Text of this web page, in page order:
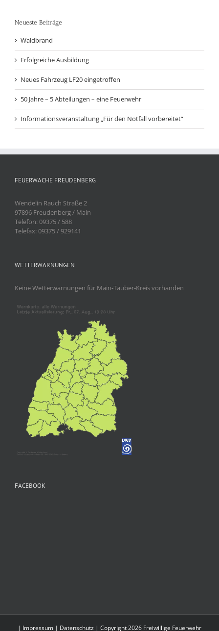
Neueste Beiträge
Waldbrand
Erfolgreiche Ausbildung
Neues Fahrzeug LF20 eingetroffen
50 Jahre – 5 Abteilungen – eine Feuerwehr
Informationsveranstaltung „Für den Notfall vorbereitet“
FEUERWACHE FREUDENBERG
Wendelin Rauch Straße 2
97896 Freudenberg / Main
Telefon: 09375 / 588
Telefax: 09375 / 929141
WETTERWARNUNGEN
Keine Wetterwarnungen für Main-Tauber-Kreis vorhanden
FACEBOOK
| Impressum | Datenschutz | Copyright 2026 Freiwillige Feuerwehr